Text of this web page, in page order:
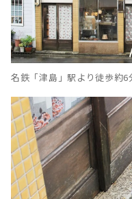
名鉄「津島」駅より徒歩約6